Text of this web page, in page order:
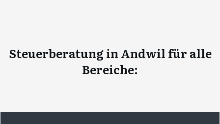
Steuerberatungin Andwil für alle
Bereiche: